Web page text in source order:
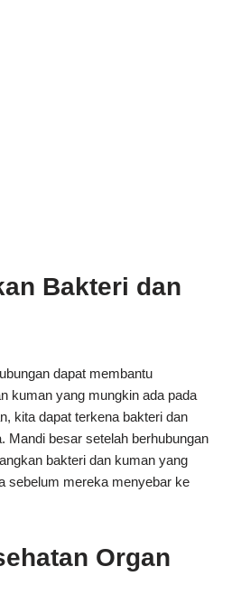
Bakteri dan
dapat membantu
kuman yang mungkin ada pada
kita dapat terkena bakteri dan
Mandi besar setelah berhubungan
bakteri dan kuman yang
sebelum mereka menyebar ke
Organ